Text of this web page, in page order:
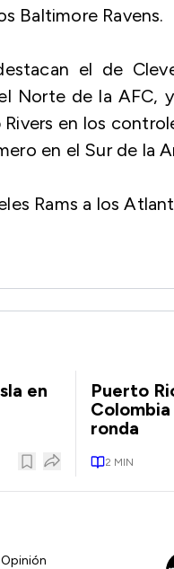
Baltimore Ravens.
el de
Norte de la AFC,
en los
en el Sur de la
Rams a los
en
Puerto
ronda
2 MIN
Opinión